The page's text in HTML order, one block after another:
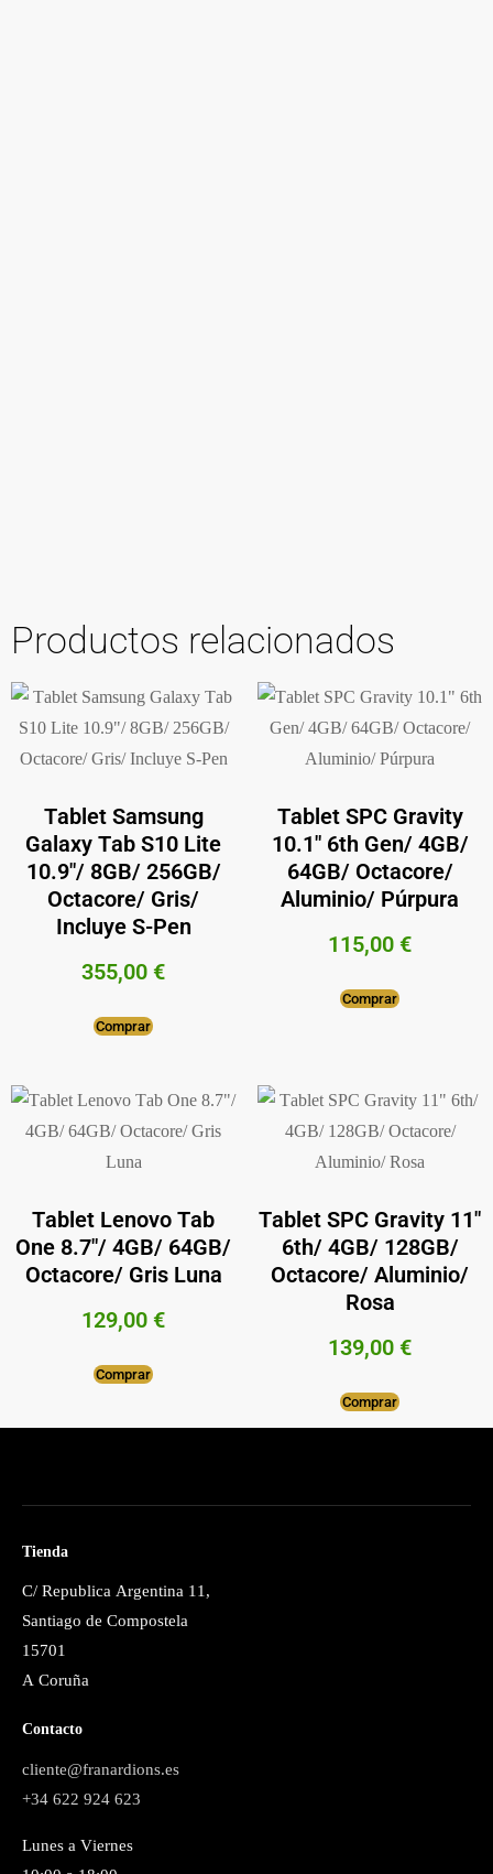
Productos relacionados
Tablet Samsung
Galaxy Tab S10 Lite
10.9″/ 8GB/ 256GB/
Octacore/ Gris/
Incluye S-Pen
355,00 €
Comprar
Tablet SPC Gravity
10.1″ 6th Gen/ 4GB/
64GB/ Octacore/
Aluminio/ Púrpura
115,00 €
Comprar
Tablet Lenovo Tab
One 8.7″/ 4GB/ 64GB/
Octacore/ Gris Luna
129,00 €
Comprar
Tablet SPC Gravity 11″
6th/ 4GB/ 128GB/
Octacore/ Aluminio/
Rosa
139,00 €
Comprar
Tienda
C/ Republica Argentina 11,
Santiago de Compostela
15701
A Coruña
Contacto
cliente@franardions.es
+34 622 924 623
Lunes a Viernes